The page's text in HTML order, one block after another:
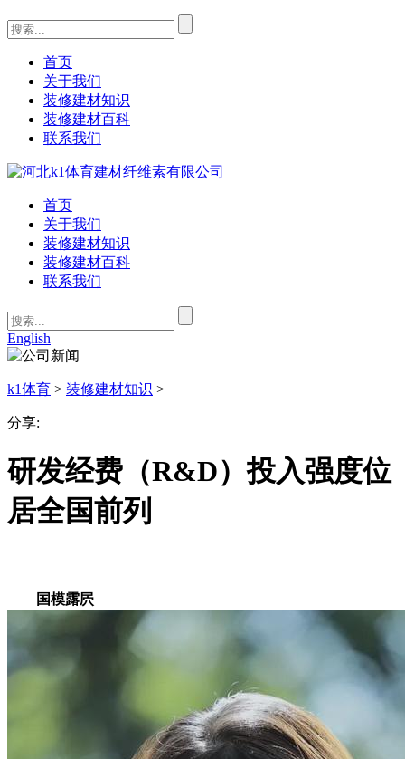
首页
关于我们
装修建材知识
装修建材百科
联系我们
首页
关于我们
装修建材知识
装修建材百科
联系我们
English
k1体育 > 装修建材知识 >
分享:
研发经费（R&D）投入强度位
居全国前列
国模露屄